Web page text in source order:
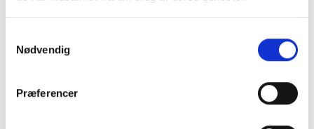
Nødvendig
Præferencer
Cookie-politik
Om Kjærulff